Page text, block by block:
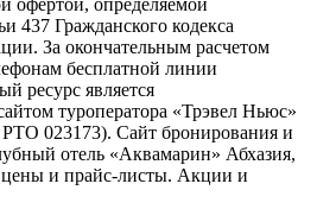
офертой, определяемой
437 Гражданского кодекса
За окончательным расчетом
бесплатной линии
ресурс является
туроператора «Трэвел Ньюс»
023173). Сайт бронирования и
отель «Аквамарин» Абхазия,
и прайс-листы. Акции и